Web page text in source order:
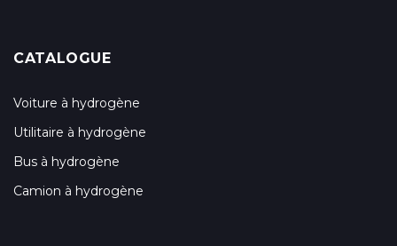
CATALOGUE
Voiture à hydrogène
Utilitaire à hydrogène
Bus à hydrogène
Camion à hydrogène